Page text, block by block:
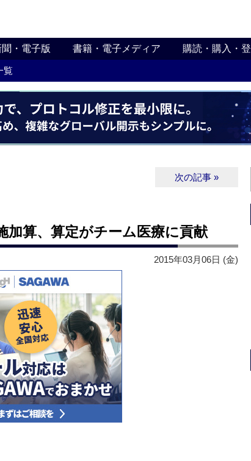
聞・電子版 書籍・電子メディア 購読・購入・
覧
次の記事 »
加算、算定がチーム医療に貢献
2015年03月06日 (金)